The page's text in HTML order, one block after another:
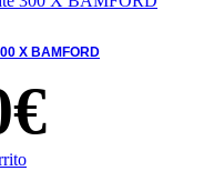
X BAMFORD
€